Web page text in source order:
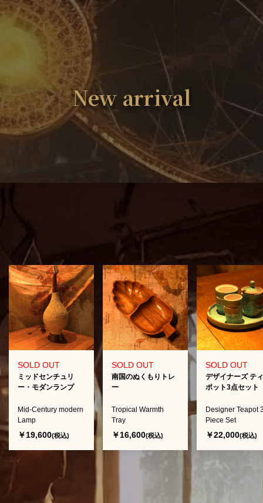
New arrival
SOLD OUT
ミッドセンチュリ
ー・モダンランプ
Mid-Century modern
Lamp
￥19,600(税込)
SOLD OUT
南国のぬくもりトレ
ー
Tropical Warmth
Tray
￥16,600(税込)
SOLD OUT
デザイナーズ テ
ポット3点セット
Designer Teapot
Piece Set
￥22,000(税込)